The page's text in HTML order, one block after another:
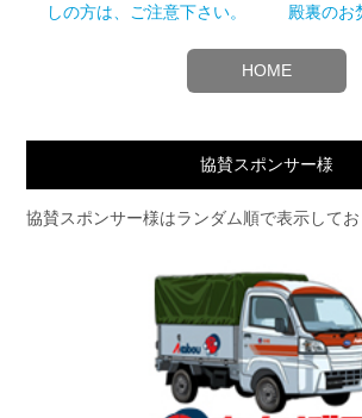
しの方は、ご注意下さい。
殿裏のお
HOME
協賛スポンサー様
協賛スポンサー様はランダム順で表示してお